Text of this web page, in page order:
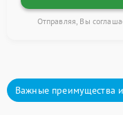
Отправляя, Вы
Важные преимущества